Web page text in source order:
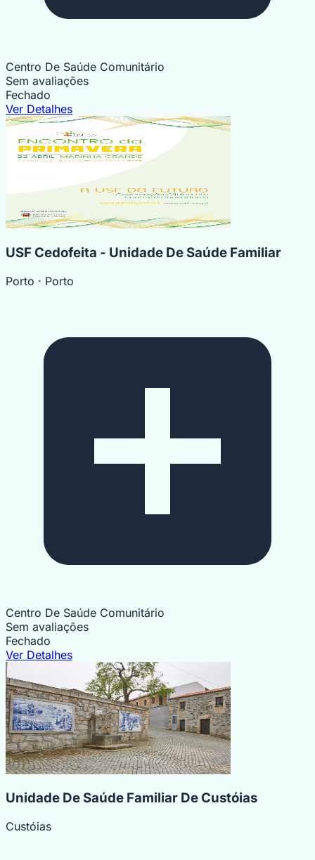
Centro De Saúde Comunitário
Sem avaliações
Fechado
Ver Detalhes
USF Cedofeita - Unidade De Saúde Familiar
Porto · Porto
Centro De Saúde Comunitário
Sem avaliações
Fechado
Ver Detalhes
Unidade De Saúde Familiar De Custóias
Custóias